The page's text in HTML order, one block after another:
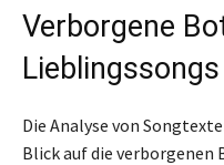
Verborgene
Lieblingssongs
Die Analyse von
Blick auf die verborgenen